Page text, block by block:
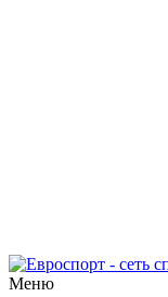
Меню